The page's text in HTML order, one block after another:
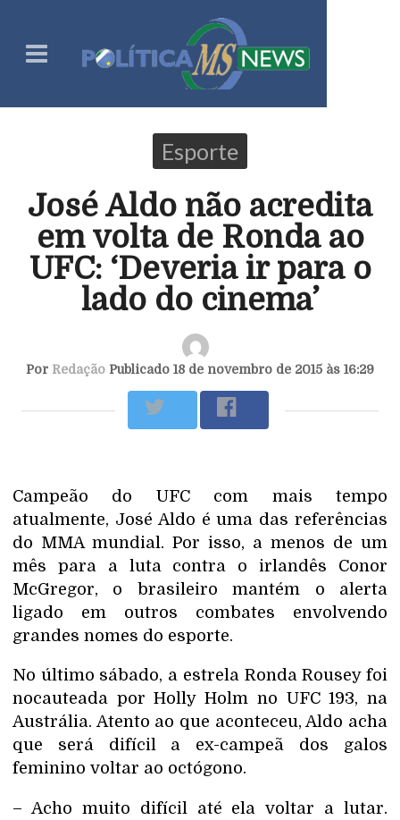
Esporte
José Aldo não acredita
em volta de Ronda ao
UFC: ‘Deveria ir para o
lado do cinema’
Por Redação Publicado 18 de novembro de 2015 às 16:29
Campeão do UFC com mais tempo
atualmente, José Aldo é uma das referências
do MMA mundial. Por isso, a menos de um
mês para a luta contra o irlandês Conor
McGregor, o brasileiro mantém o alerta
ligado em outros combates envolvendo
grandes nomes do esporte.
No último sábado, a estrela Ronda Rousey foi
nocauteada por Holly Holm no UFC 193, na
Austrália. Atento ao que aconteceu, Aldo acha
que será difícil a ex-campeã dos galos
feminino voltar ao octógono.
– Acho muito difícil até ela voltar a lutar.